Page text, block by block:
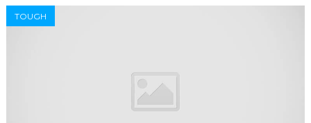
TOUGH